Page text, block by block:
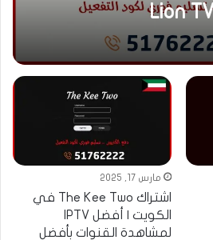
مارس 17, 2025
اشتراك The Kee Two في
الكويت | أفضل IPTV
لمشاهدة القنوات بأفضل